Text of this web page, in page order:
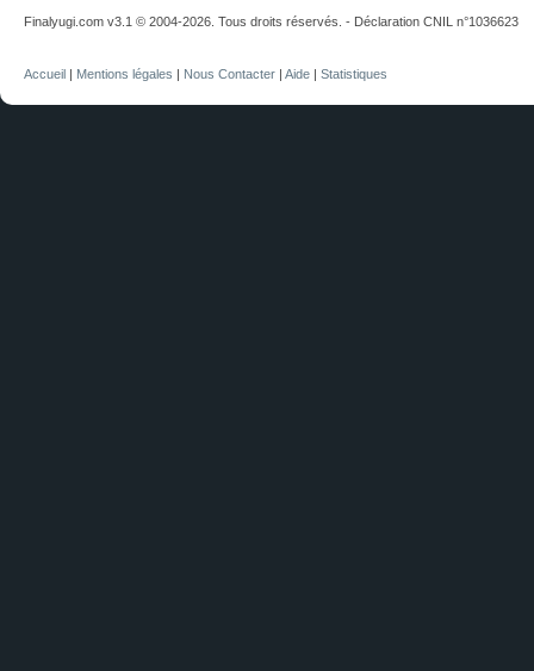
Finalyugi.com v3.1 © 2004-2026. Tous droits réservés. - Déclaration CNIL n°1036623
Accueil | Mentions légales | Nous Contacter | Aide | Statistiques